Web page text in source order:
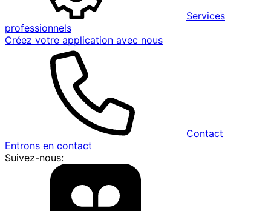
Services
professionnels
Créez votre application avec nous
Contact
Entrons en contact
Suivez-nous: